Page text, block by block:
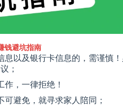
钱避坑指南
息以及银行卡信息的，需谨慎
；
作，一律拒绝！
避免，就寻求家人陪同；